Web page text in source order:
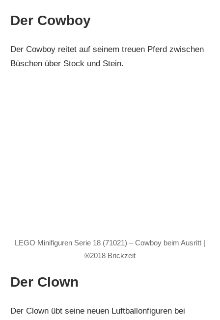
Der Cowboy
Der Cowboy reitet auf seinem treuen Pferd zwischen
Büschen über Stock und Stein.
LEGO Minifiguren Serie 18 (71021) – Cowboy beim Ausritt |
®2018 Brickzeit
Der Clown
Der Clown übt seine neuen Luftballonfiguren bei